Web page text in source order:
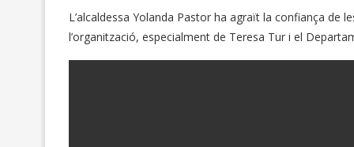
L’alcaldessa Yolanda Pastor ha agraït la confiança de
l’organització, especialment de Teresa Tur i el